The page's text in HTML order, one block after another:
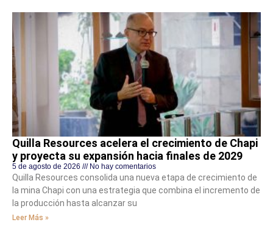
Quilla Resources acelera el crecimiento de Chapi
y proyecta su expansión hacia finales de 2029
5 de agosto de 2026 No hay comentarios
Quilla Resources consolida una nueva etapa de crecimiento de
la mina Chapi con una estrategia que combina el incremento de
la producción hasta alcanzar su
Leer Más »